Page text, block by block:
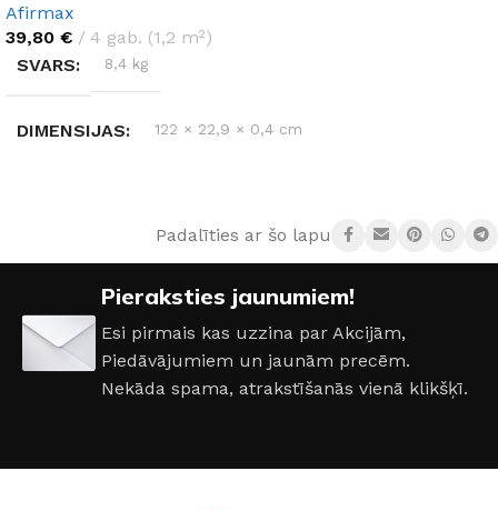
Afirmax
39,80 €
4 gab. (1,2 m²)
SVARS
8,4 kg
DIMENSIJAS 122 × 22,9 × 0,4 cm
KOLEKCIJA Legnar
Padalīties ar šo lapu:
Pieraksties jaunumiem!
Esi pirmais kas uzzina par Akcijām,
Piedāvājumiem un jaunām precēm.
Nekāda spama, atrakstīšanās vienā klikšķī.